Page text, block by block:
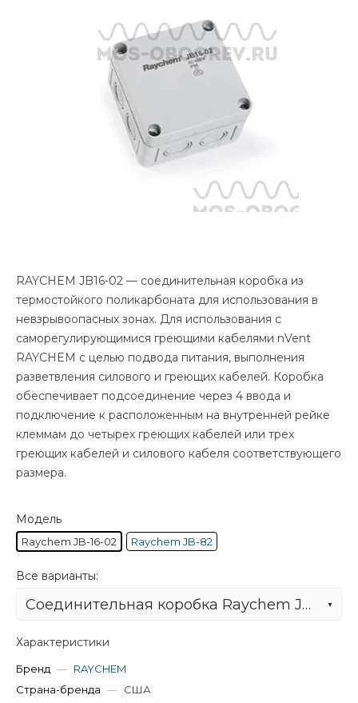
RAYCHEM JB16-02 — соединительная коробка из
термостойкого поликарбоната для использования в
невзрывоопасных зонах. Для использования с
саморегулирующимися греющими кабелями nVent
RAYCHEM с целью подвода питания, выполнения
разветвления силового и греющих кабелей. Коробка
обеспечивает подсоединение через 4 ввода и
подключение к расположенным на внутренней рейке
клеммам до четырех греющих кабелей или трех
греющих кабелей и силового кабеля соответствующего
размера.
Модель
Raychem JB-16-02 Raychem JB-82
Все варианты:
Соединительная коробка Raychem JB-16-02
Характеристики
Бренд — RAYCHEM
Страна-бренда — США